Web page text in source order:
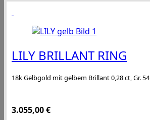
LILY BRILLANT RING
18k Gelbgold mit gelbem Brillant 0,28 ct, Gr. 54
3.055,00€